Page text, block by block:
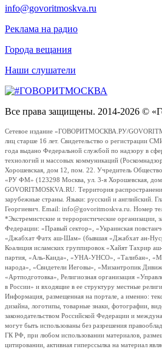
info@govoritmoskva.ru
Реклама на радио
Города вещания
Наши слушатели
Все права защищены. 2014-2026 ©
Сетевое издание «ГОВОРИТМОСКВА.РУ/
лиц старше 16 лет. Свидетельство о регистрации
года выдано Федеральной службой по надзору в
технологий и массовых коммуникаций
Хорошевская, дом 12, пом. 22. Учредитель
«РУ ФМ» (123298 Москва, ул. 3-я Хорошевская,
GOVORITMOSKVA.RU. Территория
зарубежные страны. Языки: русский и английский.
Георгиевич. Email: info@govoritmoskva.ru. Номер
*Экстремистские и террористические организации,
Федерации: «Правый сектор», «Украинская
«Джабхат Фатх аш-Шам» (бывшая «Джабхат ан-
Коалиция исламских группировок «Хайят Тахрир
партия, «Аль-Каида», «УНА-УНСО», «Талибан»,
народа», «Свидетели Иеговы», «Мизантропик
«Артподготовка», Религиозная организация
в России» и входящие в ее структуру местные
Информация, размещенная на портале, а именно:
дизайна, логотипы, товарные знаки, фотографии,
законодательством Российской Федерации и
могут быть использованы без разрешения
ГК РФ, при любом использовании материалов,
цитировании, активная гиперссылка на материал